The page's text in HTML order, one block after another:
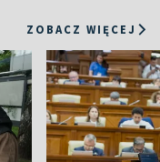
ZOBACZ WIĘCEJ